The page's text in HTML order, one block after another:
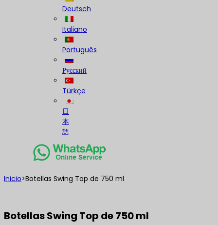
Deutsch
Italiano
Português
Русский
Türkçe
日
本
語
Inicio>Botellas Swing Top de 750 ml
Botellas Swing Top de 750 ml